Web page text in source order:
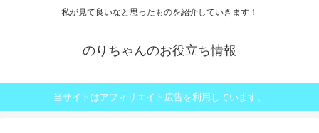
私が見て良いなと思ったものを紹介していきます！
のりちゃんのお役立ち情報
当サイトはアフィリエイト広告を利用しています。